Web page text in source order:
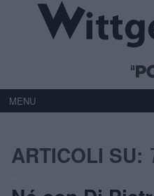
MENU
ARTICOLI SU: